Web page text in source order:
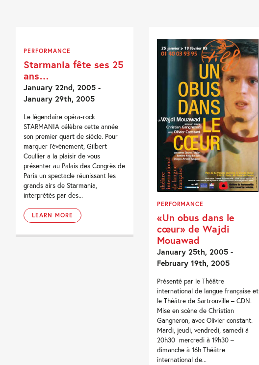
PERFORMANCE
Starmania fête ses 25
ans…
January 22nd, 2005 -
January 29th, 2005
Le légendaire opéra-rock
STARMANIA célèbre cette année
son premier quart de siècle. Pour
marquer l'événement, Gilbert
Coullier a la plaisir de vous
présenter au Palais des Congrès de
Paris un spectacle réunissant les
grands airs de Starmania,
interprétés par des...
LEARN MORE
PERFORMANCE
«Un obus dans le
cœur» de Wajdi
Mouawad
January 25th, 2005 -
February 19th, 2005
Présenté par le Théâtre
international de langue française et
le Théâtre de Sartrouville – CDN.
Mise en scène de Christian
Gangneron, avec Olivier constant.
Mardi, jeudi, vendredi, samedi à
20h30 mercredi à 19h30 –
dimanche à 16h Théâtre
international de...